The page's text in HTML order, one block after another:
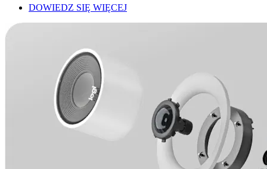
DOWIEDZ SIĘ WIĘCEJ